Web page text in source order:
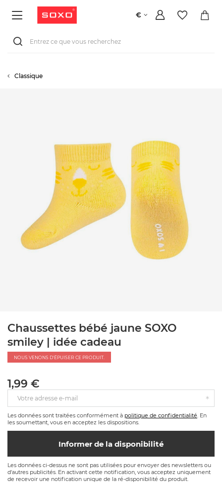
€
Classique
Chaussettes bébé jaune SOXO
smiley | idée cadeau
NOUS VENONS D'ÉPUISER CE PRODUIT.
1,99 €
Votre adresse e-mail
Les données sont traitées conformément à politique de confidentialité. En
les soumettant, vous en acceptez les dispositions.
Informer de la disponibilité
Les données ci-dessus ne sont pas utilisées pour envoyer des newsletters ou
d'autres publicités. En activant cette notification, vous acceptez uniquement
de recevoir une notification unique de la ré-disponibilité du produit.